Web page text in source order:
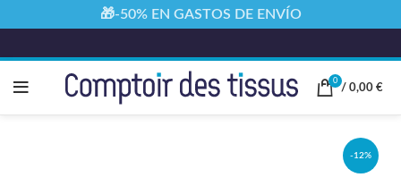
0
/ 0,00 €
-12%
🎁-50% EN GASTOS DE ENVÍO